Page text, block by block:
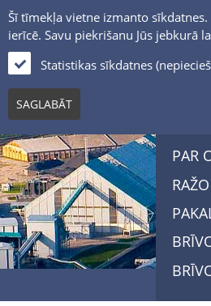
Šī tīmekļa vietne izmanto
ierīcē. Savu piekrišanu Jūs jebkurā
Statistikas sīkdatnes
SAGLABĀT
PAR